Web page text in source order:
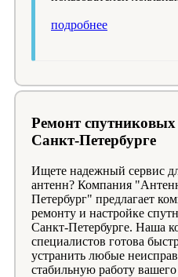
подробнее
Ремонт
Санкт-Петербурге
Ищете надежный сервис
антенн? Компания
Петербург" предлагает
ремонту и настройке
Санкт-Петербурге. Наша
специалистов готова
устранить любые
стабильную работу